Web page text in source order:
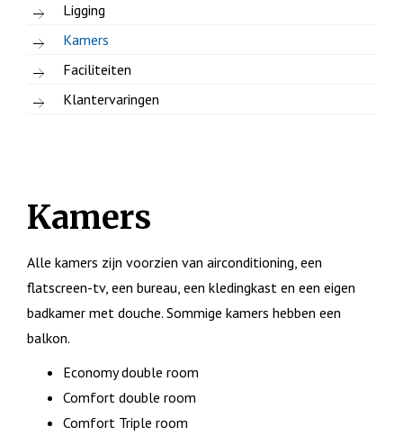
Ligging
Kamers
Faciliteiten
Klantervaringen
Kamers
Alle kamers zijn voorzien van airconditioning, een
flatscreen-tv, een bureau, een kledingkast en een eigen
badkamer met douche. Sommige kamers hebben een
balkon.
Economy double room
Comfort double room
Comfort Triple room